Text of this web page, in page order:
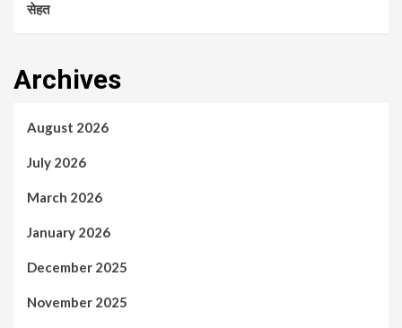
सेहत
Archives
August 2026
July 2026
March 2026
January 2026
December 2025
November 2025